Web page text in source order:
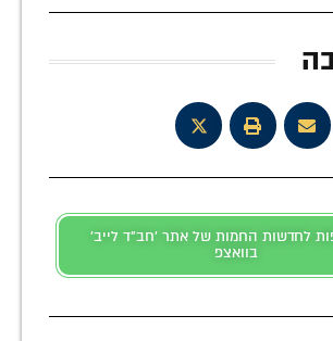
לחדשות החמות של אתר 'חב"ד לייב'
בוואצפ